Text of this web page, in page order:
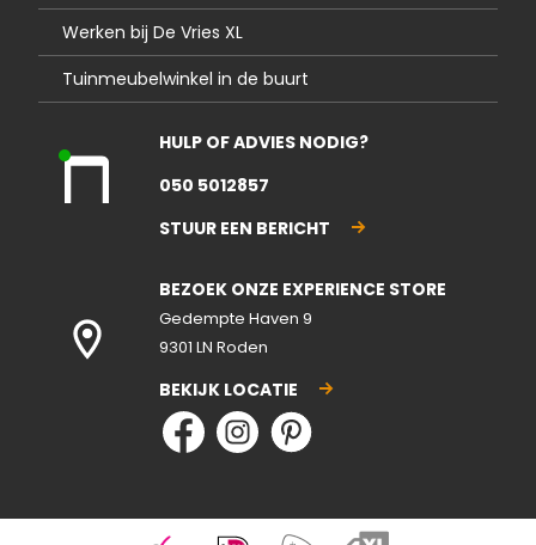
Werken bij De Vries XL
Tuinmeubelwinkel in de buurt
nte
pen
d
HULP OF ADVIES NODIG?
050 5012857
STUUR EEN BERICHT
BEZOEK ONZE EXPERIENCE STORE
Gedempte Haven 9
9301 LN Roden
BEKIJK LOCATIE